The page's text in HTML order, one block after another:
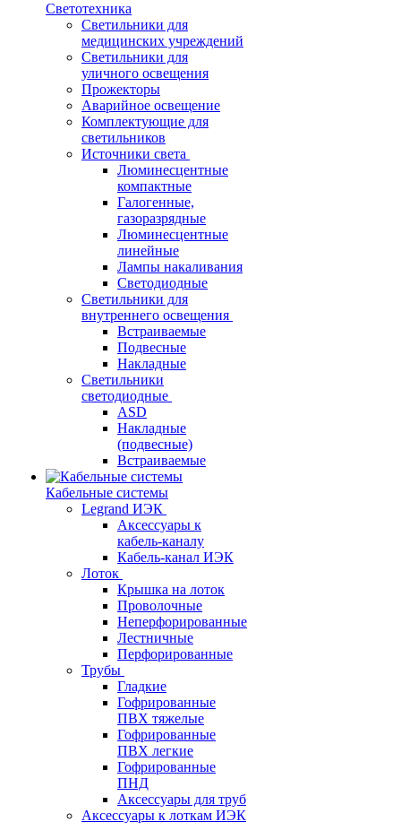
Светотехника
Светильники для
медицинских учреждений
Светильники для
уличного освещения
Прожекторы
Аварийное освещение
Комплектующие для
светильников
Источники света
Люминесцентные
компактные
Галогенные,
газоразрядные
Люминесцентные
линейные
Лампы накаливания
Светодиодные
Светильники для
внутреннего освещения
Встраиваемые
Подвесные
Накладные
Светильники
светодиодные
ASD
Накладные
(подвесные)
Встраиваемые
Кабельные системы
Legrand ИЭК
Аксессуары к
кабель-каналу
Кабель-канал ИЭК
Лоток
Крышка на лоток
Проволочные
Неперфорированные
Лестничные
Перфорированные
Трубы
Гладкие
Гофрированные
ПВХ тяжелые
Гофрированные
ПВХ легкие
Гофрированные
ПНД
Аксессуары для труб
Аксессуары к лоткам ИЭК